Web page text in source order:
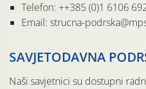
Telefon: ++385 (0)1 6106
Email: strucna-
SAVJETODAVNA
Naši savjetnici su dostupni